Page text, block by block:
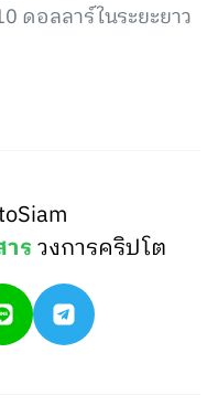
ดอลลาร์ในระยะยาว
รวงการคริปโต